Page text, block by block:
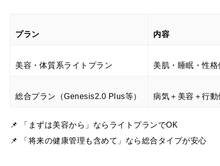
プラン 内容
美容・体質系ライトプラン 美肌・睡眠・性
総合プラン（Genesis2.0 Plus等） 病気＋美容＋行
📌 「まずは美容から」ならライトプランでOK
📌 「将来の健康管理も含めて」なら総合タイプが安心